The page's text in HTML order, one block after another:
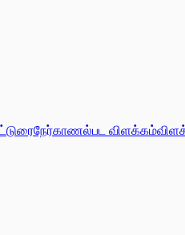
நேர்காணல்பட விளக்கம்